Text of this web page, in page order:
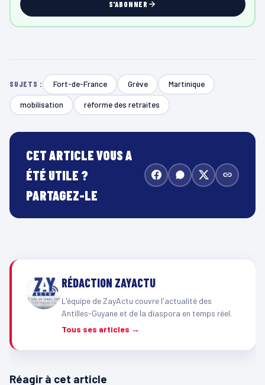
S'ABONNER
SUJETS : Fort-de-France Grève Martinique
mobilisation réforme des retraites
CET ARTICLE VOUS A
ÉTÉ UTILE ?
PARTAGEZ-LE
RÉDACTION ZAYACTU
L'équipe de ZayActu couvre l'actualité des
Antilles-Guyane et de la diaspora en temps réel.
Tous ses articles →
Réagir à cet article